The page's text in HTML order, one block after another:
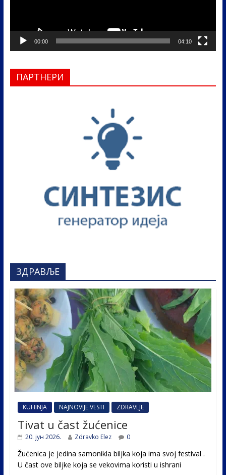
00:00 04:10
ПАРТНЕРИ
ЗДРАВЉЕ
KUHINJA NAJNOVIJE VESTI ZDRAVLJE
Tivat u čast žućenice
20. јун 2026. Zdravko Elez 0
Žućenica je jedina samonikla biljka koja ima svoj festival .
U čast ovе biljke koja se vekovima koristi u ishrani